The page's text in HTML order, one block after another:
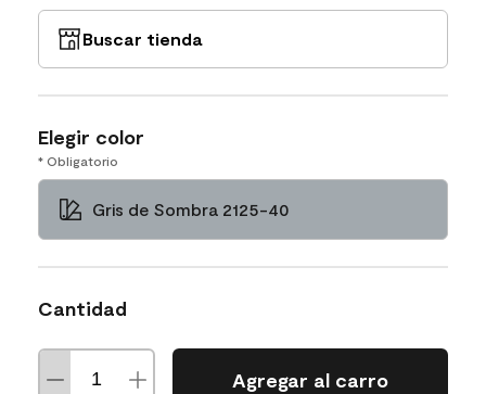
Buscar tienda
Elegir color
* Obligatorio
Gris de Sombra 2125-40
Cantidad
Agregar al carro